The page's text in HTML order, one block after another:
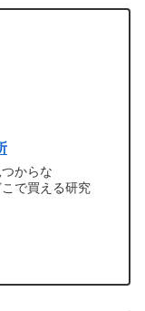
からな
で買える研究